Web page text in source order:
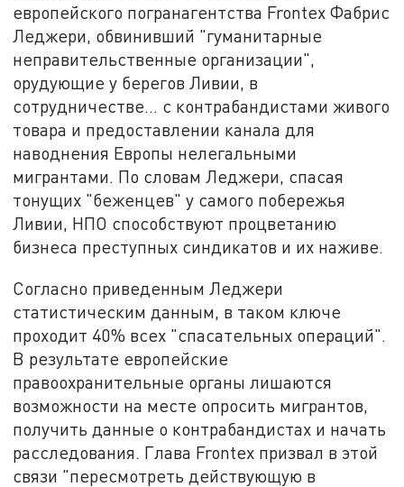
европейского погранагентства Frontex Фабрис
Леджери, обвинивший "гуманитарные
неправительственные организации",
орудующие у берегов Ливии, в
сотрудничестве… с контрабандистами живого
товара и предоставлении канала для
наводнения Европы нелегальными
мигрантами. По словам Леджери, спасая
тонущих "беженцев" у самого побережья
Ливии, НПО способствуют процветанию
бизнеса преступных синдикатов и их наживе.
Согласно приведенным Леджери
статистическим данным, в таком ключе
проходит 40% всех "спасательных операций".
В результате европейские
правоохранительные органы лишаются
возможности на месте опросить мигрантов,
получить данные о контрабандистах и начать
расследования. Глава Frontex призвал в этой
связи "пересмотреть действующую в